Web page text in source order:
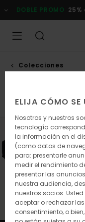
la
productos
DOBLE PROMO
Colecciones
Element x Timber!
ELIJA CÓMO SE
Nosotros y nuestros
tecnología
la información en el
(como datos de
para: presentarle
medir el rendimiento
presentar las
nuestra audiencia,
nuestros socios.
aceptar o rechazar
consentimiento, o